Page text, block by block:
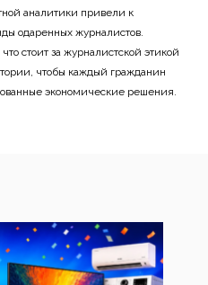
аналитики привели к
одаренных журналистов.
стоит за журналистской этикой
чтобы каждый гражданин
экономические решения.